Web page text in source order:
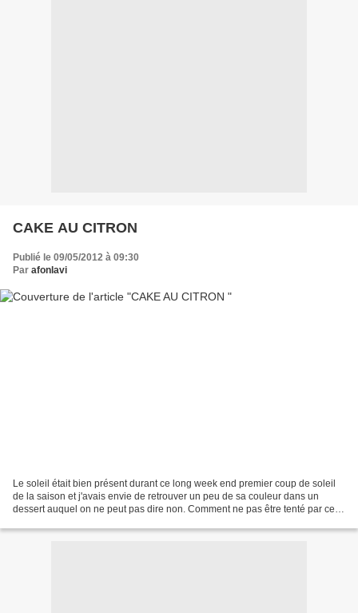
CAKE AU CITRON
Publié le 09/05/2012 à 09:30
Par afonlavi
Le soleil était bien présent durant ce long week end premier coup de soleil
de la saison et j'avais envie de retrouver un peu de sa couleur dans un
dessert auquel on ne peut pas dire non. Comment ne pas être tenté par ce